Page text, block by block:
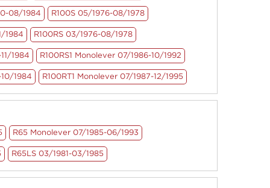
08/1984 R100S 05/1976-08/1978
1984 R100RS 03/1976-08/1978
1984 R100RS1 Monolever 07/1986-10/1992
1984 R100RT1 Monolever 07/1987-12/1995
R65 Monolever 07/1985-06/1993
R65LS 03/1981-03/1985